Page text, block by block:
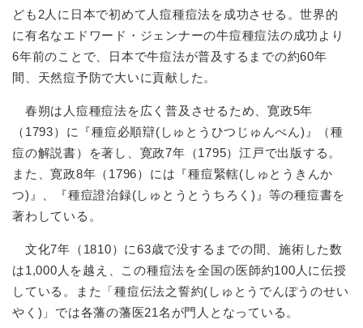
ども2人に日本で初めて人痘種痘法を成功させる。世界的
に有名なエドワード・ジェンナーの牛痘種痘法の成功より
6年前のことで、日本で牛痘法が普及するまでの約60年
間、天然痘予防で大いに貢献した。
春朔は人痘種痘法を広く普及させるため、寛政5年
（1793）に『種痘必順辯(しゅとうひつじゅんべん)』（種
痘の解説書）を著し、寛政7年（1795）江戸で出版する。
また、寛政8年（1796）には『種痘緊轄(しゅとうきんか
つ)』、『種痘證治録(しゅとうとうちろく)』等の種痘書を
著わしている。
文化7年（1810）に63歳で没するまでの間、施術した数
は1,000人を越え、この種痘法を全国の医師約100人に伝授
している。また「種痘伝法之誓約(しゅとうでんぽうのせい
やく)」では各藩の藩医21名が門人となっている。